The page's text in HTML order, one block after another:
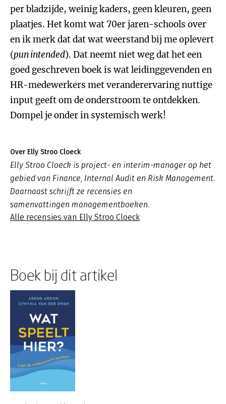
per bladzijde, weinig kaders, geen kleuren, geen
plaatjes. Het komt wat 70er jaren-schools over
en ik merk dat dat wat weerstand bij me oplevert
(pun intended). Dat neemt niet weg dat het een
goed geschreven boek is wat leidinggevenden en
HR-medewerkers met veranderervaring nuttige
input geeft om de onderstroom te ontdekken.
Dompel je onder in systemisch werk!
Over Elly Stroo Cloeck
Elly Stroo Cloeck is project- en interim-manager op het
gebied van Finance, Internal Audit en Risk Management.
Daarnaast schrijft ze recensies en
samenvattingen managementboeken.
Alle recensies van Elly Stroo Cloeck
Boek bij dit artikel